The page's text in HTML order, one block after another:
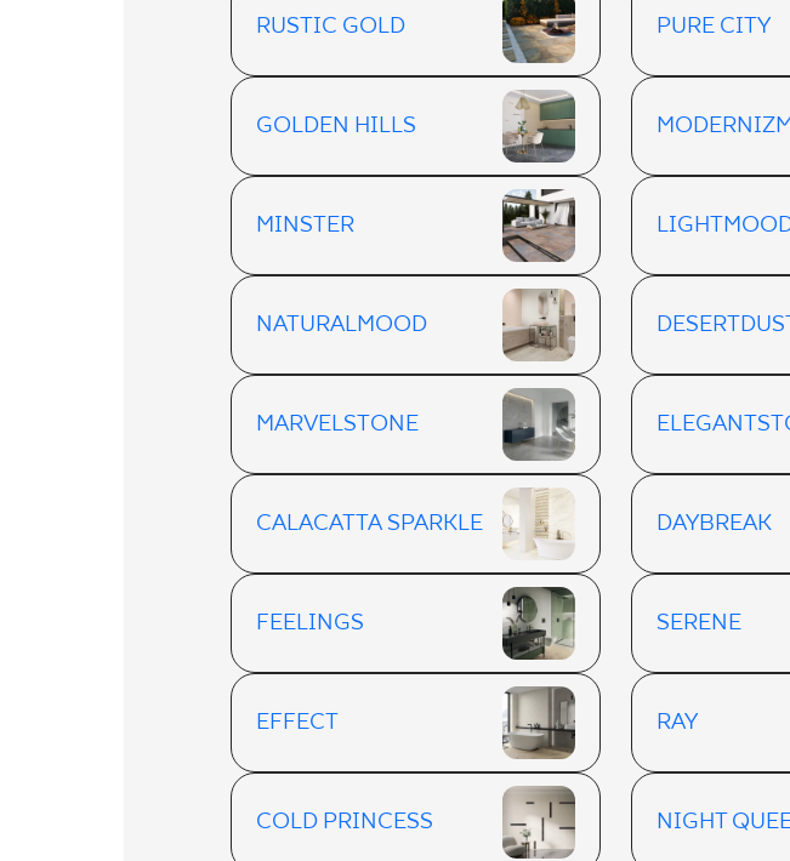
RUSTIC GOLD PURE CITY
GOLDEN HILLS
MINSTER
NATURALMOOD
MARVELSTONE
CALACATTA SPARKLE DAYBREAK
FEELINGS SERENE
EFFECT RAY
COLD PRINCESS NIGHT